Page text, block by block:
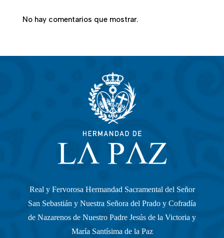
No hay comentarios que mostrar.
Real y Fervorosa Hermandad Sacramental del Señor
San Sebastián y Nuestra Señora del Prado y Cofradía
de Nazarenos de Nuestro Padre Jesús de la Victoria y
María Santísima de la Paz